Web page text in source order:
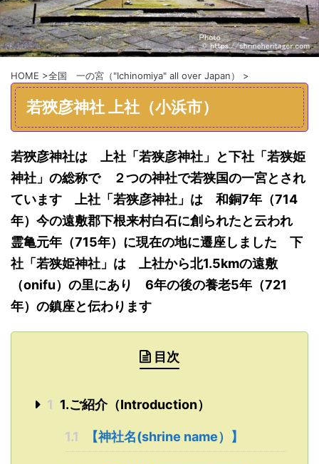
HOME >全国 一の宮（"Ichinomiya" all over Japan） >
若狹彦神社 上社（小浜市）
若狹彦神社は
上社「若狭彦神社」と下社「若狭姫
神社」の総称で２つの神社で若狭国の一宮とされ
ています
上社「若狭彦神社」は 和銅7年 （714
年）今の遠敷郡下根来村白石に創られたと云われ
霊亀元年（715年）に現在の地に遷座しました 下
社「若狭姫神社」 は 上社から北1.5kmの遠敷
（onifu） の里にあり 6年の後の養老5年 （721
年） の鎮座と伝わります
目次
1 1.ご紹介（Introduction）
1.1 【神社名(shrine name）】